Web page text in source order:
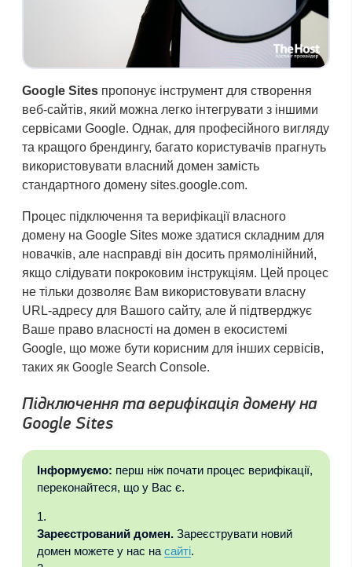
Google Sites пропонує інструмент для створення
веб-сайтів, який можна легко інтегрувати з іншими
сервісами Google. Однак, для професійного вигляду
та кращого брендингу, багато користувачів прагнуть
використовувати власний домен замість
стандартного домену sites.google.com.
Процес підключення та верифікації власного
домену на Google Sites може здатися складним для
новачків, але насправді він досить прямолінійний,
якщо слідувати покроковим інструкціям. Цей процес
не тільки дозволяє Вам використовувати власну
URL-адресу для Вашого сайту, але й підтверджує
Ваше право власності на домен в екосистемі
Google, що може бути корисним для інших сервісів,
таких як Google Search Console.
Підключення та верифікація домену на
Google Sites
Інформуємо: перш ніж почати процес верифікації,
переконайтеся, що у Вас є.
Зареєстрований домен.Зареєструвати новий
домен можете у нас на сайті.